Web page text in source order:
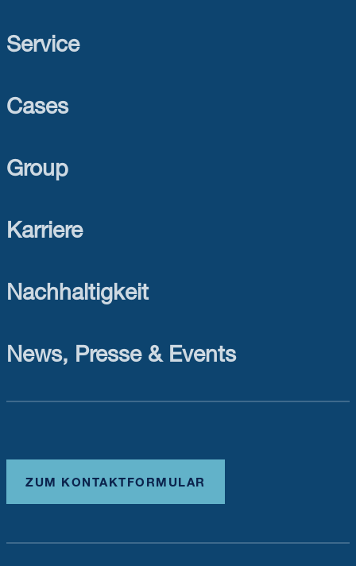
Service
Cases
Group
Karriere
Nachhaltigkeit
News, Presse & Events
ZUM KONTAKTFORMULAR